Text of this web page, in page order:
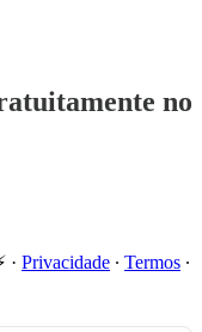
no
· Privacidade ∙ Termos ∙